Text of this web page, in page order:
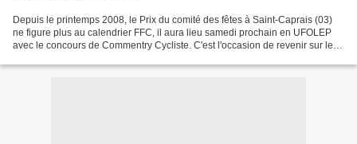
Depuis le printemps 2008, le Prix du comité des fêtes à Saint-Caprais (03)
ne figure plus au calendrier FFC, il aura lieu samedi prochain en UFOLEP
avec le concours de Commentry Cycliste. C'est l'occasion de revenir sur les